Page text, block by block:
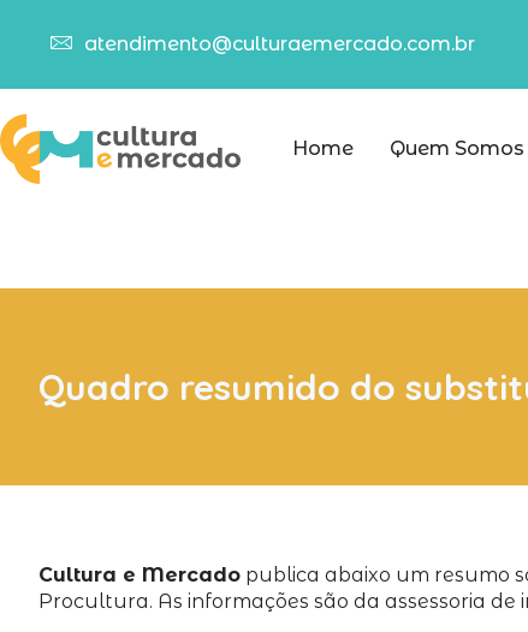
atendimento@culturaemercado.com.br
Home Quem Somos
Quadro resumido do
Cultura e Mercado publica abaixo um resumo
Procultura. As informações são da assessoria